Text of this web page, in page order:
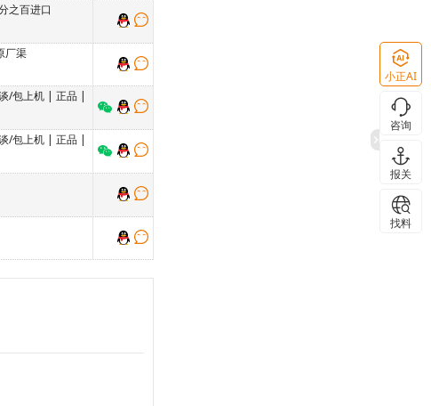
之百进口
厂渠
/包上机 | 正品 |
/包上机 | 正品 |
小正AI
咨询
报关
找料